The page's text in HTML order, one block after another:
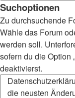
Suchoptionen
Zu durchsuchende
Wähle das Forum
werden soll.
sofern du die Option
deaktivierst.